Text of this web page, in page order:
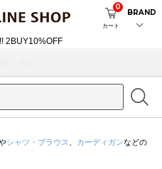
カート
0
BRAND
シャツ・ブラウス カーディガンなどの